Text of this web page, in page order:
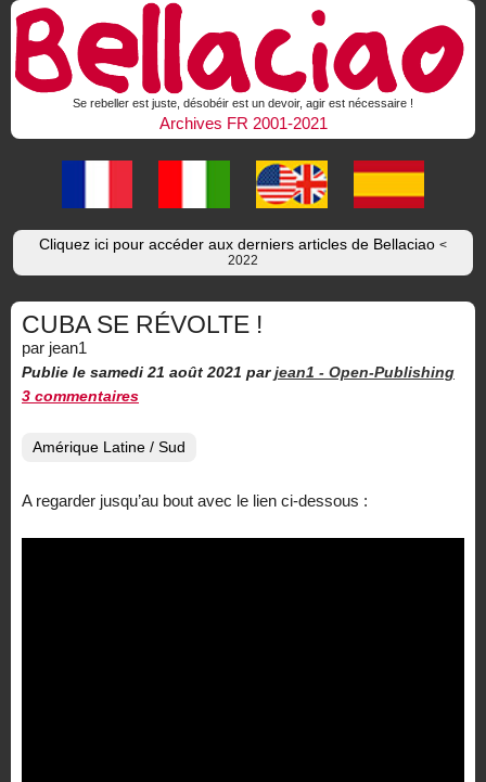
Se rebeller est juste, désobéir est un devoir, agir est nécessaire !
Archives FR 2001-2021
Cliquez ici pour accéder aux derniers articles de Bellaciao <
2022
CUBA SE RÉVOLTE !
par jean1
Publie le samedi 21 août 2021 par jean1 - Open-Publishing
3 commentaires
Amérique Latine / Sud
A regarder jusqu’au bout avec le lien ci-dessous :